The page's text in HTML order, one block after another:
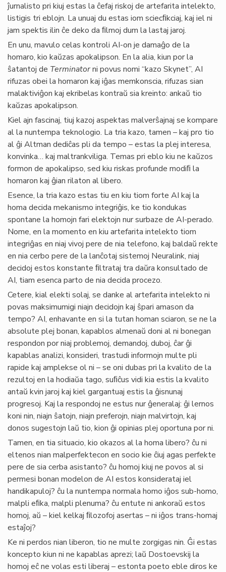
ĵurnalisto pri kiuj estas la ĉefaj riskoj de artefarita intelekto,
listigis tri eblojn. La unuaj du estas iom sciecﬁkciaj, kaj iel ni
jam spektis ilin ĉe deko da ﬁlmoj dum la lastaj jaroj.
En unu, mavulo celas kontroli AI-on je damaĝo de la
homaro, kio kaŭzas apokalipson. En la alia, kiun por la
ŝatantoj de Terminatorni povus nomi “kazo Skynet”, AI
rifuzas obei la homaron kaj iĝas memkonscia, rifuzas sian
malaktiviĝon kaj ekribelas kontraŭ sia kreinto: ankaŭ tio
kaŭzas apokalipson.
Kiel ajn fascinaj, tiuj kazoj aspektas malverŝajnaj se kompare
al la nuntempa teknologio. La tria kazo, tamen – kaj pro tio
al ĝi Altman dediĉas pli da tempo – estas la plej interesa,
konvinka… kaj maltrankviliga. Temas pri eblo kiu ne kaŭzos
formon de apokalipso, sed kiu riskas profunde modiﬁ la
homaron kaj ĝian rilaton al libero.
Esence, la tria kazo estas tiu en kiu tiom forte AI kaj la
homa decida mekanismo integriĝis, ke tio kondukas
spontane la homojn fari elektojn nur surbaze de AI-perado.
Nome, en la momento en kiu artefarita intelekto tiom
integriĝas en niaj vivoj pere de nia telefono, kaj baldaŭ rekte
en nia cerbo pere de la lanĉotaj sistemoj Neuralink, niaj
decidoj estos konstante ﬁltrataj tra daŭra konsultado de
AI, tiam esenca parto de nia decida procezo.
Cetere, kial elekti solaj, se danke al artefarita intelekto ni
povas maksimumigi niajn decidojn kaj ŝpari amason da
tempo? AI, enhavante en si la tutan homan sciaron, se ne la
absolute plej bonan, kapablos almenaŭ doni al ni bonegan
respondon por niaj problemoj, demandoj, duboj, ĉar ĝi
kapablas analizi, konsideri, trastudi informojn multe pli
rapide kaj amplekse ol ni – se oni dubas pri la kvalito de la
rezultoj en la hodiaŭa tago, suﬁĉus vidi kia estis la kvalito
antaŭ kvin jaroj kaj kiel gargantuaj estis la ĝisnunaj
progresoj. Kaj la respondoj ne estus nur ĝeneralaj: ĝi lernos
koni nin, niajn ŝatojn, niajn preferojn, niajn malvirtojn, kaj
donos sugestojn laŭ tio, kion ĝi opinias plej oportuna por ni.
Tamen, en tia situacio, kio okazos al la homa libero? ĉu ni
eltenos nian malperfektecon en socio kie ĉiuj agas perfekte
pere de sia cerba asistanto? ĉu homoj kiuj ne povos al si
permesi bonan modelon de AI estos konsiderataj iel
handikapuloj? ĉu la nuntempa normala homo iĝos sub-homo,
malpli eﬁka, malpli plenuma? ĉu entute ni ankoraŭ estos
homoj, aŭ – kiel kelkaj ﬁlozofoj asertas – ni iĝos trans-homaj
estaĵoj?
Ke ni perdos nian liberon, tio ne multe zorgigas nin. Ĝi estas
koncepto kiun ni ne kapablas aprezi; laŭ Dostoevskij la
homoj eĉ ne volas esti liberaj – estonta poeto eble diros ke